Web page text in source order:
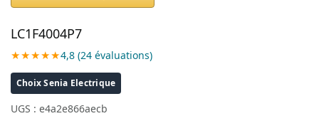
LC1F4004P7
★★★★★4,8 (24 évaluations)
Choix Senia Electrique
UGS : e4a2e866aecb